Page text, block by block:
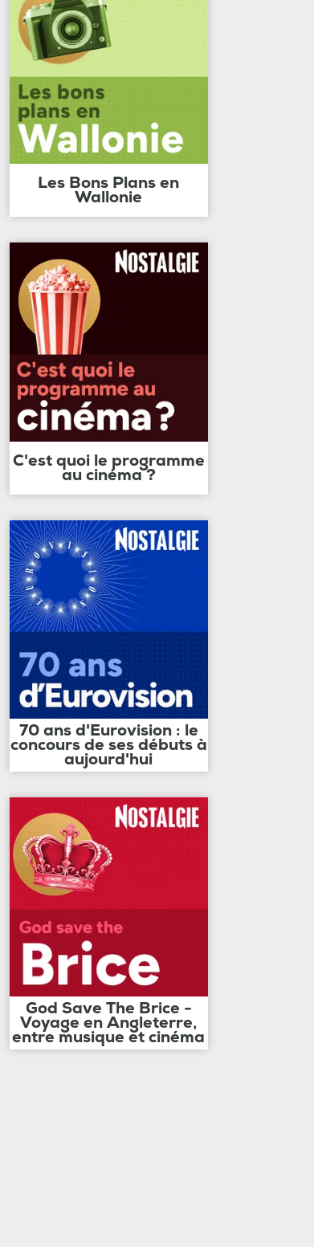
Les Bons Plans en
Wallonie
C'est quoi le programme
au cinéma ?
70 ans d'Eurovision : le
concours de ses débuts à
aujourd'hui
God Save The Brice -
Voyage en Angleterre,
entre musique et cinéma